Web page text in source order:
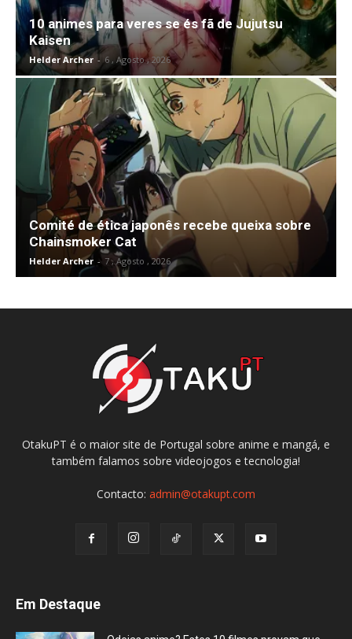
10 animes para veres se és fã de Jujutsu
Kaisen
Helder Archer - 6 , Agosto , 2026
Comité de ética japonês recebe queixa sobre
Chainsmoker Cat
Helder Archer - 7 , Agosto , 2026
OtakuPT é o maior site de Portugal sobre anime e mangá, e
também falamos sobre videojogos e tecnologia!
Contacto: admin@otakupt.com
Em Destaque